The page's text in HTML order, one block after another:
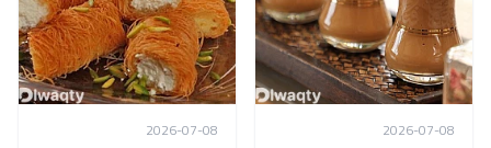
2026-07-08
2026-07-08